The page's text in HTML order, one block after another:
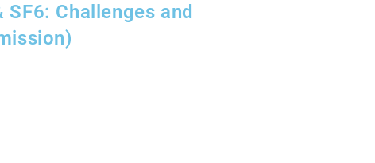
Challenges and